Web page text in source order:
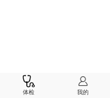
体检 我的